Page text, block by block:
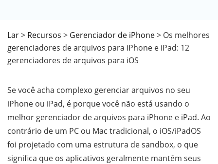
Lar> Recursos > Gerenciador de iPhone> Os melhores
gerenciadores de arquivos para iPhone e iPad: 12
gerenciadores de arquivos para iOS
Se você acha complexo gerenciar arquivos no seu
iPhone ou iPad, é porque você não está usando o
melhor gerenciador de arquivos para iPhone e iPad. Ao
contrário de um PC ou Mac tradicional, o iOS/iPadOS
foi projetado com uma estrutura de sandbox, o que
significa que os aplicativos geralmente mantêm seus